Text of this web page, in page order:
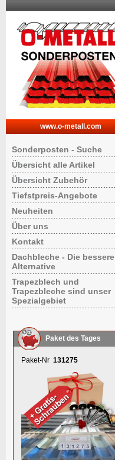
www.o-metall.com
Sonderposten - Suche
Übersicht alle Artikel
Übersicht Zubehör
Tiefstpreis-Angebote
Neuheiten
Über uns
Kontakt
Dachbleche - Die bessere
Alternative
Trapezblech und
Trapezbleche sind unser
Spezialgebiet
Paket des Tages
Paket-Nr 131275